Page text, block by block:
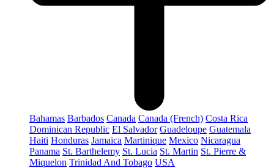
Bahamas Barbados Canada Canada (French) Costa Rica
Dominican Republic El Salvador Guadeloupe Guatemala
Haiti Honduras Jamaica Martinique Mexico Nicaragua
Panama St. Barthelemy St. Lucia St. Martin St. Pierre &
Miquelon Trinidad And Tobago USA